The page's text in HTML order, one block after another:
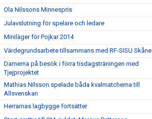
Ola Nilssons Minnespris
Julavslutning för spelare och ledare
Miniläger för Pojkar 2014
Värdegrundsarbete tillsammans med RF-SISU Skåne
Damerna på besök i förra tisdagsträningen med
Tjejprojektet
Mathias Nilsson spelade båda kvalmatcherna till
Allsvenskan
Herrarnas lagbygge fortsätter